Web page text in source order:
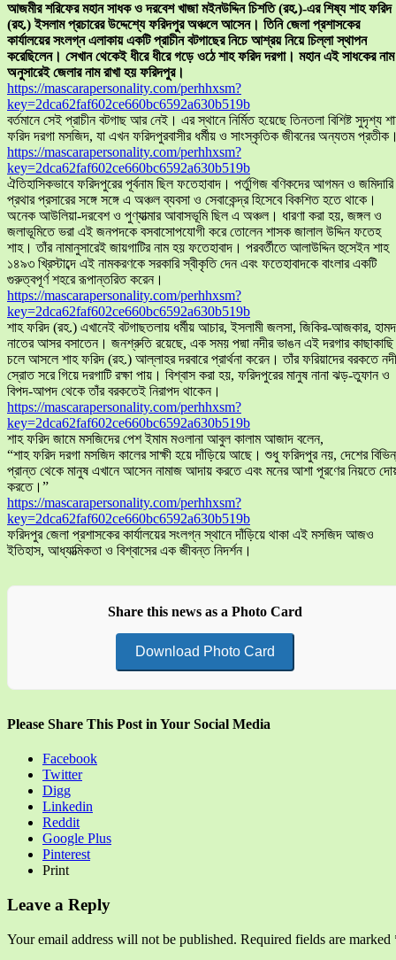
আজমীর শরিফের মহান সাধক ও দরবেশ খাজা মইনউদ্দিন চিশতি (রহ.)-এর শিষ্য শাহ ফরিদ
(রহ.) ইসলাম প্রচারের উদ্দেশ্যে ফরিদপুর অঞ্চলে আসেন। তিনি জেলা প্রশাসকের
কার্যালয়ের সংলগ্ন এলাকায় একটি প্রাচীন বটগাছের নিচে আশ্রয় নিয়ে চিল্লা স্থাপন
করেছিলেন। সেখান থেকেই ধীরে ধীরে গড়ে ওঠে শাহ ফরিদ দরগা। মহান এই সাধকের নাম
অনুসারেই জেলার নাম রাখা হয় ফরিদপুর।
https://mascarapersonality.com/perhhxsm?
key=2dca62faf602ce660bc6592a630b519b
বর্তমানে সেই প্রাচীন বটগাছ আর নেই। এর স্থানে নির্মিত হয়েছে তিনতলা বিশিষ্ট সুদৃশ্য
ফরিদ দরগা মসজিদ, যা এখন ফরিদপুরবাসীর ধর্মীয় ও সাংস্কৃতিক জীবনের অন্যতম
https://mascarapersonality.com/perhhxsm?
key=2dca62faf602ce660bc6592a630b519b
ঐতিহাসিকভাবে ফরিদপুরের পূর্বনাম ছিল ফতেহাবাদ। পর্তুগিজ বণিকদের আগমন ও জমিদারি
প্রথার প্রসারের সঙ্গে সঙ্গে এ অঞ্চল ব্যবসা ও সেবাকেন্দ্র হিসেবে বিকশিত হতে থাকে।
অনেক আউলিয়া-দরবেশ ও পুণ্যাত্মার আবাসভূমি ছিল এ অঞ্চল। ধারণা করা হয়, জঙ্গল ও
জলাভূমিতে ভরা এই জনপদকে বসবাসোপযোগী করে তোলেন শাসক জালাল উদ্দিন ফতেহ
শাহ। তাঁর নামানুসারেই জায়গাটির নাম হয় ফতেহাবাদ। পরবর্তীতে আলাউদ্দিন হুসেইন শাহ
১৪৯৩ খ্রিস্টাব্দে এই নামকরণকে সরকারি স্বীকৃতি দেন এবং ফতেহাবাদকে বাংলার একটি
গুরুত্বপূর্ণ শহরে রূপান্তরিত করেন।
https://mascarapersonality.com/perhhxsm?
key=2dca62faf602ce660bc6592a630b519b
শাহ ফরিদ (রহ.) এখানেই বটগাছতলায় ধর্মীয় আচার, ইসলামী জলসা, জিকির-আজকার,
নাতের আসর বসাতেন। জনশ্রুতি রয়েছে, এক সময় পদ্মা নদীর ভাঙন এই দরগার কাছাকাছি
চলে আসলে শাহ ফরিদ (রহ.) আল্লাহর দরবারে প্রার্থনা করেন। তাঁর ফরিয়াদের বরকতে
স্রোত সরে গিয়ে দরগাটি রক্ষা পায়। বিশ্বাস করা হয়, ফরিদপুরের মানুষ নানা ঝড়-তুফান ও
বিপদ-আপদ থেকে তাঁর বরকতেই নিরাপদ থাকেন।
https://mascarapersonality.com/perhhxsm?
key=2dca62faf602ce660bc6592a630b519b
শাহ ফরিদ জামে মসজিদের পেশ ইমাম মওলানা আবুল কালাম আজাদ বলেন,
“শাহ ফরিদ দরগা মসজিদ কালের সাক্ষী হয়ে দাঁড়িয়ে আছে। শুধু ফরিদপুর নয়, দেশের
প্রান্ত থেকে মানুষ এখানে আসেন নামাজ আদায় করতে এবং মনের আশা পূরণের নিয়তে
করতে।”
https://mascarapersonality.com/perhhxsm?
key=2dca62faf602ce660bc6592a630b519b
ফরিদপুর জেলা প্রশাসকের কার্যালয়ের সংলগ্ন স্থানে দাঁড়িয়ে থাকা এই মসজিদ আজও
ইতিহাস, আধ্যাত্মিকতা ও বিশ্বাসের এক জীবন্ত নিদর্শন।
Share this news as a Photo Card
Download Photo Card
Please Share This Post in Your Social Media
Facebook
Twitter
Digg
Linkedin
Reddit
Google Plus
Pinterest
Print
Leave a Reply
Your email address will not be published. Required fields are marked